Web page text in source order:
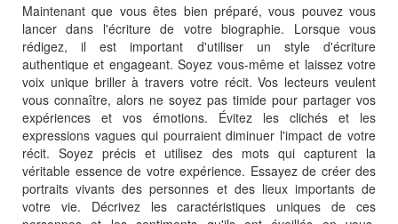
Maintenant que vous êtes bien préparé, vous pouvez vous
lancer dans l'écriture de votre biographie. Lorsque vous
rédigez, il est important d'utiliser un style d'écriture
authentique et engageant. Soyez vous-même et laissez votre
voix unique briller à travers votre récit. Vos lecteurs veulent
vous connaître, alors ne soyez pas timide pour partager vos
expériences et vos émotions. Évitez les clichés et les
expressions vagues qui pourraient diminuer l'impact de votre
récit. Soyez précis et utilisez des mots qui capturent la
véritable essence de votre expérience. Essayez de créer des
portraits vivants des personnes et des lieux importants de
votre vie. Décrivez les caractéristiques uniques de ces